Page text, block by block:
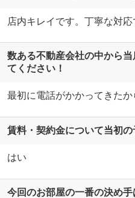
店内キレイです。丁寧な対応
数ある不動産会社の中から
てください！
最初に電話がかかってきたか
賃料・契約金について当初
はい
今回のお部屋の一番の決め